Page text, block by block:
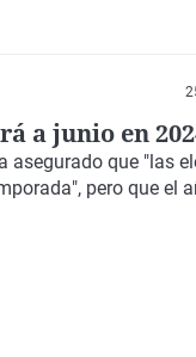
a junio en
asegurado que "las
", pero que el